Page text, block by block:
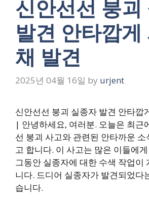
신안선선 붕괴
발견 안타깝
채 발견
2025년 04월 16일 by urjent
신안선선 붕괴 실종자 발견 안타깝
| 안녕하세요, 여러분. 오늘은 최근
선 붕괴 사고와 관련된 안타까운
고 합니다. 이 사고는 많은 이들에
그동안 실종자에 대한 수색 작업이
니다. 드디어 실종자가 발견되었다
습니다.